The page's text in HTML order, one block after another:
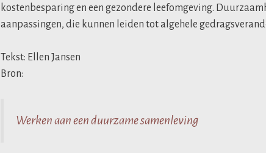
kostenbesparing en een gezondere leefomgeving.
aanpassingen, die kunnen leiden tot algehele
Tekst: Ellen Jansen
Bron:
Werken aan een duurzame samenleving